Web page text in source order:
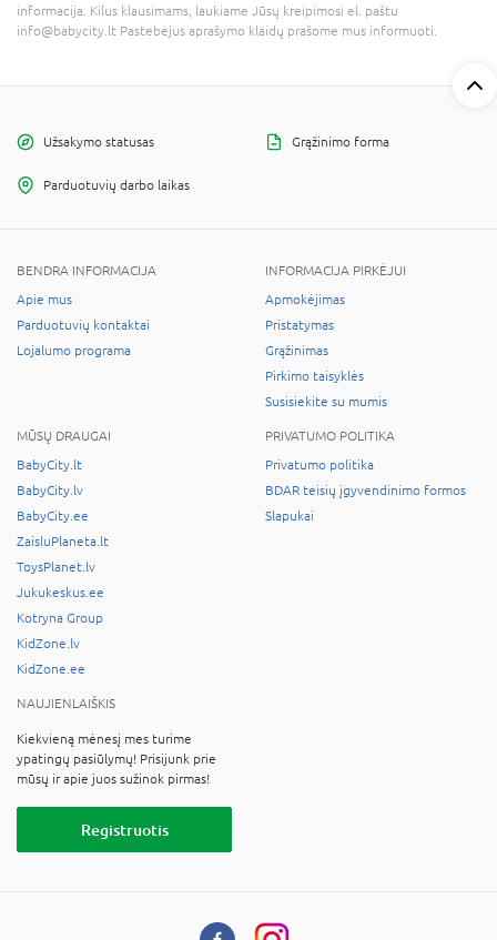
informacija. Kilus klausimams, laukiame Jūsų kreipimosi el. paštu
info@babycity.lt Pastebėjus aprašymo klaidų prašome mus informuoti.
Užsakymo statusas Grąžinimo forma
Parduotuvių darbo laikas
BENDRA INFORMACIJA
Apie mus
Parduotuvių kontaktai
Lojalumo programa
INFORMACIJA PIRKĖJUI
Apmokėjimas
Pristatymas
Grąžinimas
Pirkimo taisyklės
Susisiekite su mumis
MŪSŲ DRAUGAI
BabyCity.lt
BabyCity.lv
BabyCity.ee
ZaisluPlaneta.lt
ToysPlanet.lv
Jukukeskus.ee
Kotryna Group
KidZone.lv
KidZone.ee
PRIVATUMO POLITIKA
Privatumo politika
BDAR teisių įgyvendinimo formos
Slapukai
NAUJIENLAIŠKIS
Kiekvieną mėnesį mes turime
ypatingų pasiūlymų! Prisijunk prie
mūsų ir apie juos sužinok pirmas!
Registruotis